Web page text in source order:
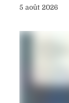
5 août 2026